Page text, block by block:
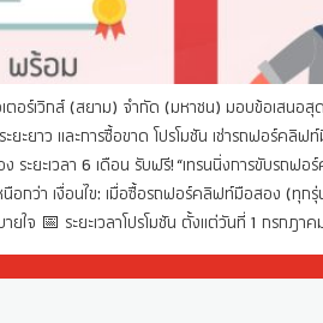
ตอร์เวิกส์ (สยาม) จำกัด (มหาชน) มอบข้อเส
ะยาว และการซื้อขาด โปรโมชัน เช่ารถฟอร์
ระยะเวลา 6 เดือน รับฟรี! “เทรนนิ่งการขับร
ว่า เงื่อนไข: เมื่อซื้อรถฟอร์คลิฟท์มือสอง (ทุกรุ่
ใจ 📅 ระยะเวลาโปรโมชัน ตั้งแต่วันที่ 1 กรกฎา